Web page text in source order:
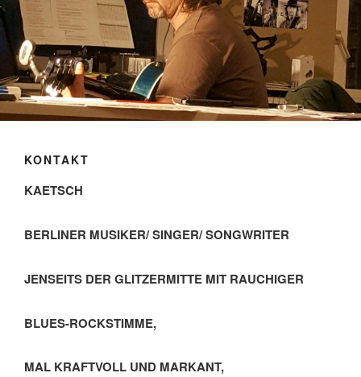
KONTAKT
KAETSCH
BERLINER MUSIKER/ SINGER/ SONGWRITER
JENSEITS DER GLITZERMITTE MIT RAUCHIGER
BLUES-ROCKSTIMME,
MAL KRAFTVOLL UND MARKANT,